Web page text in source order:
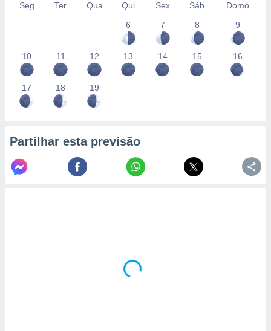
Seg Ter Qua Qui Sex Sáb
Domo
6
7 8 9
10 11 12 13 14 15 16
17 18 19
Partilhar esta previsão